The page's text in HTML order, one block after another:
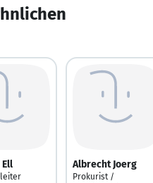
Albrecht Joerg
Prokurist /